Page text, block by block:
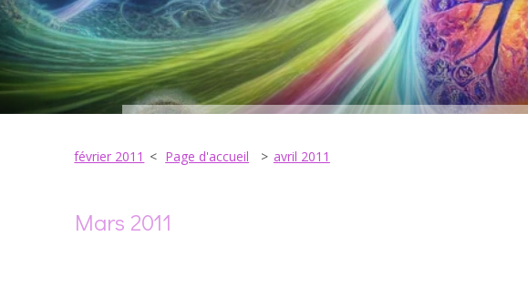
février 2011 Page d'accueil avril 2011
Mars 2011